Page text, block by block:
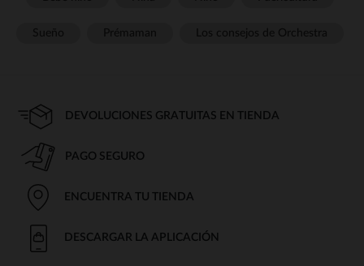
DEVOLUCIONES GRATUITAS EN TIENDA
PAGO SEGURO
ENCUENTRA TU TIENDA
DESCARGAR LA APLICACIÓN